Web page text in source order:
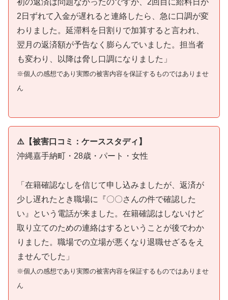
2日ずれて入金が遅れると連絡したら、急に口調が変
わりました。延滞料を日割りで加算すると言われ、
翌月の返済額が予告なく膨らんでいました。担当者
も変わり、以降は脅し口調になりました」
※個人の感想であり実際の被害内容を保証するものではありませ
ん
⚠️【被害口コミ：ケーススタディ】
沖縄嘉手納町・28歳・パート・女性
「在籍確認なしを信じて申し込みましたが、返済が
少し遅れたとき職場に『〇〇さんの件で確認した
い』という電話が来ました。在籍確認はしないけど
取り立てのための連絡はするということが後でわか
りました。職場での立場が悪くなり退職せざるをえ
ませんでした」
※個人の感想であり実際の被害内容を保証するものではありませ
ん